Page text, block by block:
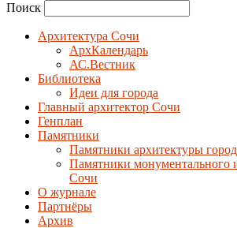
Поиск
Архитектура Сочи
АрхКалендарь
АС.Вестник
Библиотека
Идеи для города
Главный архитектор Сочи
Генплан
Памятники
Памятники архитектуры
Памятники монументального
Сочи
О журнале
Партнёры
Архив